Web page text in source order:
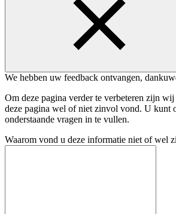
We hebben uw feedback ontvangen,
Om deze pagina verder te verbeteren zijn
deze pagina wel of niet zinvol vond. U kunt
onderstaande vragen in te vullen.
Waarom vond u deze informatie niet of wel